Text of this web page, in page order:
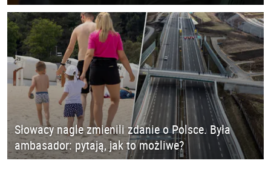
Słowacy nagle zmienili zdanie o Polsce. Była
ambasador: pytają, jak to możliwe?